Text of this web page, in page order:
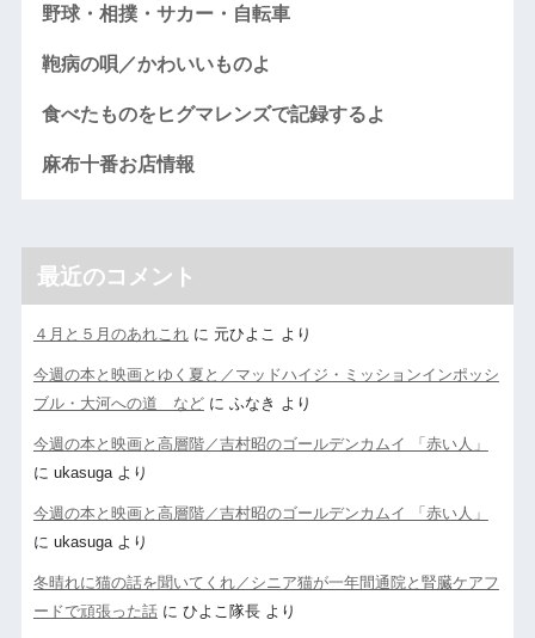
野球・相撲・サカー・自転車
鞄病の唄／かわいいものよ
食べたものをヒグマレンズで記録するよ
麻布十番お店情報
最近のコメント
４月と５月のあれこれに 元ひよこ より
今週の本と映画とゆく夏と／マッドハイジ・ミッションインポッシ
ブル・大河への道 などに ふなき より
今週の本と映画と高層階／吉村昭のゴールデンカムイ 「赤い人」
に ukasugaより
今週の本と映画と高層階／吉村昭のゴールデンカムイ 「赤い人」
に ukasugaより
冬晴れに猫の話を聞いてくれ／シニア猫が一年間通院と腎臓ケアフ
ードで頑張った話に ひよこ隊長より